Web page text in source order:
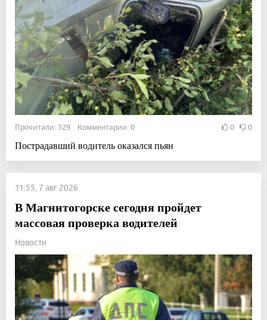
Прочитали: 329 Комментарии: 0 0 0
Пострадавший водитель оказался пьян
11:55, 7 авг 2026
В Магнитогорске сегодня пройдет
массовая проверка водителей
Новости